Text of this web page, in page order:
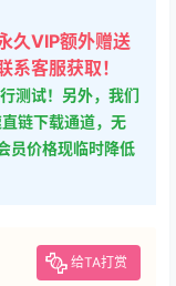
久VIP额外赠送
客服获取！
测试！另外，我们
链下载通道，无
员价格现临时降低
给TA打赏